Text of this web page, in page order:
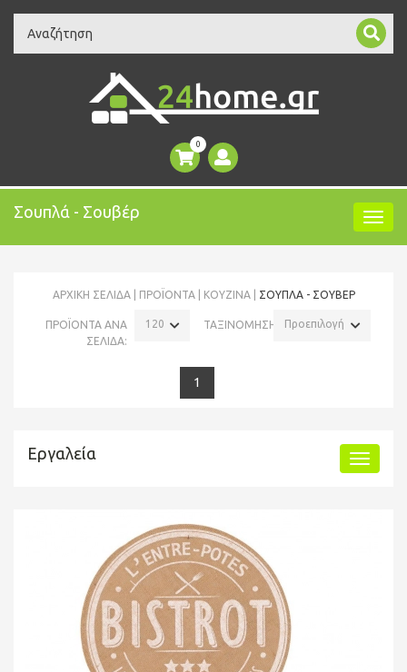
Search
0
Σουπλά - Σουβέρ
ΑΡΧΙΚΉ ΣΕΛΊΔΑ ΠΡΟΪΌΝΤΑ ΚΟΥΖΙΝΑ ΣΟΥΠΛΆ - ΣΟΥΒΈΡ
ΠΡΟΪΟΝΤΑ ΑΝΑ
ΣΕΛΙΔΑ:
120 ΤΑΞΙΝΟΜΗΣΗ: Προεπιλογή
1
Εργαλεία